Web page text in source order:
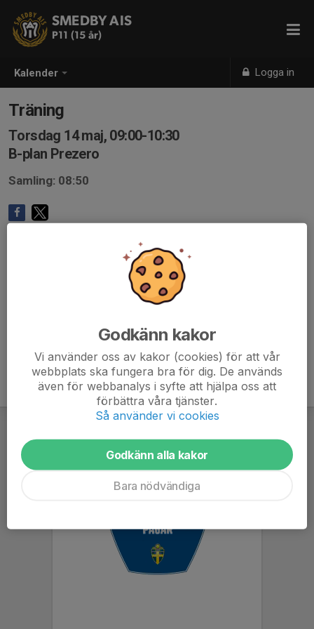
Kalender Logga in
SMEDBY AIS
P11 (15 år)
Träning
Torsdag 14 maj, 09:00-10:30
B-plan Prezero
Samling: 08:50
Godkänn kakor
Vi använder oss av kakor (cookies) för att vår
webbplats ska fungera bra för dig. De används
även för webbanalys i syfte att hjälpa oss att
förbättra våra tjänster.
Så använder vi cookies
Godkänn alla kakor
Bara nödvändiga